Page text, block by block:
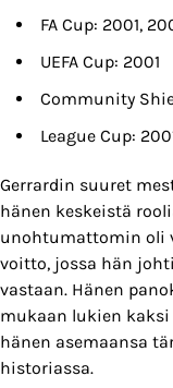
FA Cup: 2001,
UEFA Cup: 2001
Community
League Cup:
Gerrardin suuret
hänen keskeistä
unohtumattomin oli
voitto, jossa hän
vastaan. Hänen
mukaan lukien kaksi
hänen asemaansa
historiassa.